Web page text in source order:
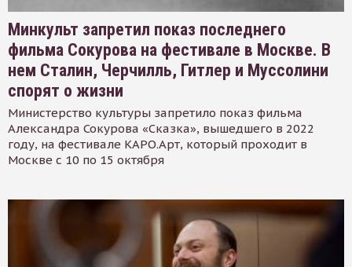
Минкульт запретил показ последнего
фильма Сокурова на фестивале в Москве. В
нем Сталин, Черчилль, Гитлер и Муссолини
спорят о жизни
Министерство культуры запретило показ фильма
Александра Сокурова «Сказка», вышедшего в 2022
году, на фестивале КАРО.Арт, который проходит в
Москве с 10 по 15 октября